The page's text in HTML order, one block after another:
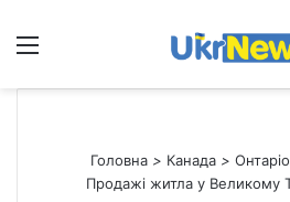
Меню
Головна > Канада > Онтаріо
Продажі житла у Великому